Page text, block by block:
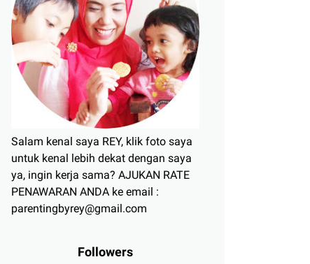
Salam kenal saya REY, klik foto saya
untuk kenal lebih dekat dengan saya
ya, ingin kerja sama? AJUKAN RATE
PENAWARAN ANDA ke email :
parentingbyrey@gmail.com
Followers